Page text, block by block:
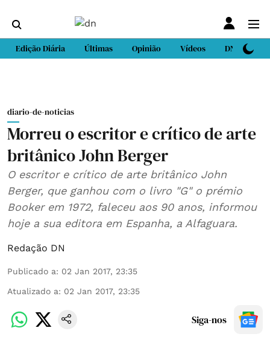
Edição Diária Últimas Opinião Vídeos DN Sport
diario-de-noticias
Morreu o escritor e crítico de arte
britânico John Berger
O escritor e crítico de arte britânico John
Berger, que ganhou com o livro "G" o prémio
Booker em 1972, faleceu aos 90 anos, informou
hoje a sua editora em Espanha, a Alfaguara.
Redação DN
Publicado a: 02 Jan 2017, 23:35
Atualizado a: 02 Jan 2017, 23:35
Siga-nos